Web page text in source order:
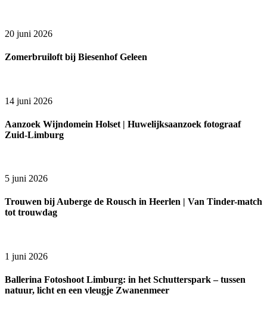
20 juni 2026
Zomerbruiloft bij Biesenhof Geleen
14 juni 2026
Aanzoek Wijndomein Holset | Huwelijksaanzoek fotograaf
Zuid-Limburg
5 juni 2026
Trouwen bij Auberge de Rousch in Heerlen | Van Tinder-match
tot trouwdag
1 juni 2026
Ballerina Fotoshoot Limburg: in het Schutterspark – tussen
natuur, licht en een vleugje Zwanenmeer